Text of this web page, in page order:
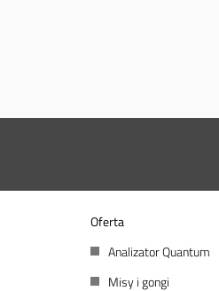
Oferta
Analizator Quantum
Misy i gongi